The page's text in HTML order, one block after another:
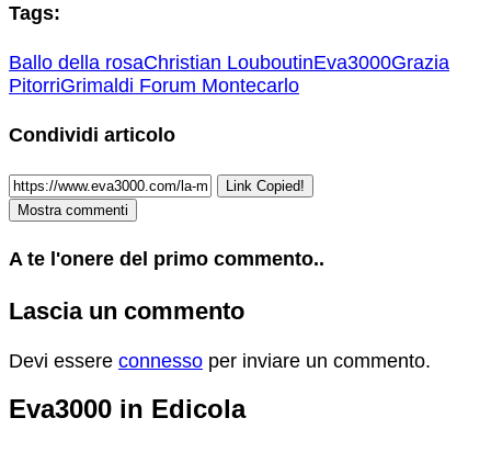
Tags:
Ballo della rosaChristian LouboutinEva3000Grazia
PitorriGrimaldi Forum Montecarlo
Condividi articolo
Link Copied!
Mostra commenti
A te l'onere del primo commento..
Lascia un commento
Devi essere connesso per inviare un commento.
Eva3000 in Edicola